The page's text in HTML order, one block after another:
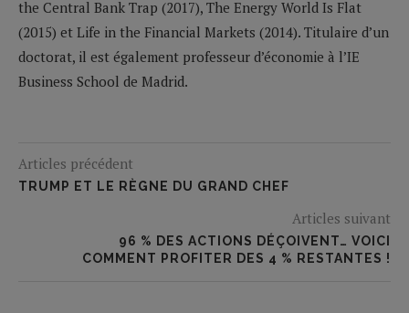
the Central Bank Trap (2017), The Energy World Is Flat
(2015) et Life in the Financial Markets (2014). Titulaire d’un
doctorat, il est également professeur d’économie à l’IE
Business School de Madrid.
Articles précédent
TRUMP ET LE RÈGNE DU GRAND CHEF
Articles suivant
96 % DES ACTIONS DÉÇOIVENT… VOICI
COMMENT PROFITER DES 4 % RESTANTES !